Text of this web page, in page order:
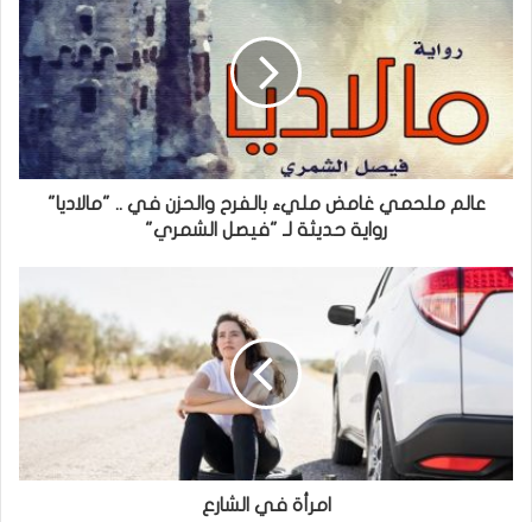
عالم ملحمي غامض مليء بالفرح والحزن في .. "مالاديا"
رواية حديثة لـ "فيصل الشمري"
امرأة في الشارع